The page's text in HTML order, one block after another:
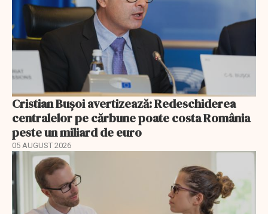
Cristian Bușoi avertizează: Redeschiderea
centralelor pe cărbune poate costa România
peste un miliard de euro
05 AUGUST 2026